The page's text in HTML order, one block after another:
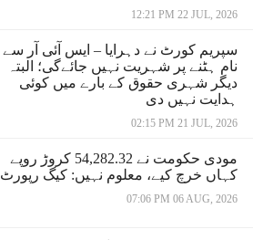
12:21 PM 22 JUL, 2026
سپریم کورٹ نے دہرایا – ایس آئی آر سے
نام ہٹنے پر شہریت نہیں جائےگی؛ البتہ
دیگر شہری حقوق کے بارے میں کوئی
ہدایت نہیں دی
02:15 PM 21 JUL, 2026
مودی حکومت نے 54,282.32 کروڑ روپے
کہاں خرچ کیے، معلوم نہیں: کیگ رپورٹ
07:06 PM 06 AUG, 2026